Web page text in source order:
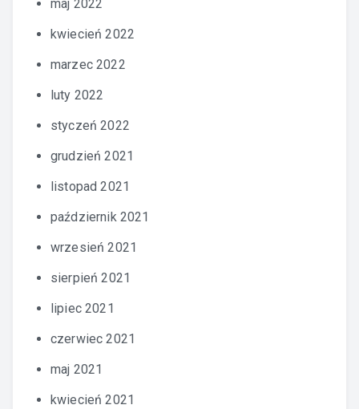
maj 2022
kwiecień 2022
marzec 2022
luty 2022
styczeń 2022
grudzień 2021
listopad 2021
październik 2021
wrzesień 2021
sierpień 2021
lipiec 2021
czerwiec 2021
maj 2021
kwiecień 2021